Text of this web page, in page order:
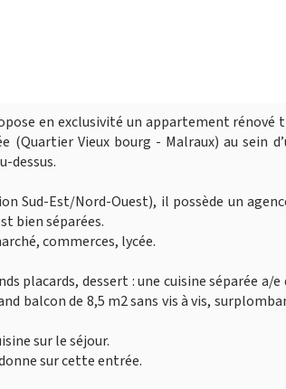
en exclusivité un appartement rénové
(Quartier Vieux bourg - Malraux) au sein
dessus.
Sud-Est/Nord-Ouest), il possède un
bien séparées.
commerces, lycée.
placards, dessert : une cuisine séparée
balcon de 8,5 m2 sans vis à vis,
sur le séjour.
sur cette entrée.